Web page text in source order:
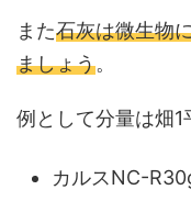
また石灰は微生物
ましょう。
例として分量は畑1
カルスNC-